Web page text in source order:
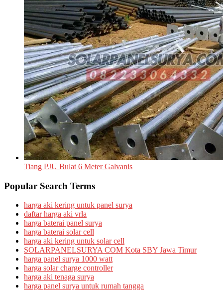
Tiang PJU Bulat 6 Meter Galvanis
Popular Search Terms
harga aki kering untuk panel surya
daftar harga aki vrla
harga baterai panel surya
harga baterai solar cell
harga aki kering untuk solar cell
SOLARPANELSURYA COM Kota SBY Jawa Timur
harga panel surya 1000 watt
harga solar charge controller
harga aki tenaga surya
harga panel surya untuk rumah tangga